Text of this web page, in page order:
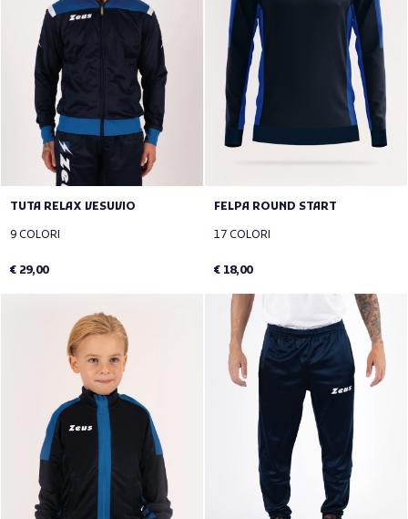
TUTA RELAX VESUVIO
9 COLORI
€ 29,00
FELPA ROUND START
17 COLORI
€ 18,00